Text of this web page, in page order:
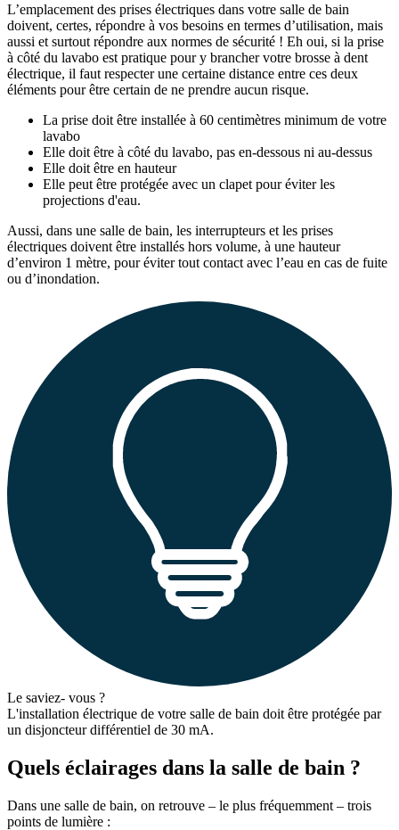
L’emplacement des prises électriques dans votre salle de bain
doivent, certes, répondre à vos besoins en termes d’utilisation, mais
aussi et surtout répondre aux normes de sécurité ! Eh oui, si la prise
à côté du lavabo est pratique pour y brancher votre brosse à dent
électrique, il faut respecter une certaine distance entre ces deux
éléments pour être certain de ne prendre aucun risque.
La prise doit être installée à 60 centimètres minimum de votre
lavabo
Elle doit être à côté du lavabo, pas en-dessous ni au-dessus
Elle doit être en hauteur
Elle peut être protégée avec un clapet pour éviter les
projections d'eau.
Aussi, dans une salle de bain, les interrupteurs et les prises
électriques doivent être installés hors volume, à une hauteur
d’environ 1 mètre, pour éviter tout contact avec l’eau en cas de fuite
ou d’inondation.
Le saviez- vous ?
L'installation électrique de votre salle de bain doit être protégée par
un disjoncteur différentiel de 30 mA.
Quels éclairages dans la salle de bain ?
Dans une salle de bain, on retrouve – le plus fréquemment – trois
points de lumière :